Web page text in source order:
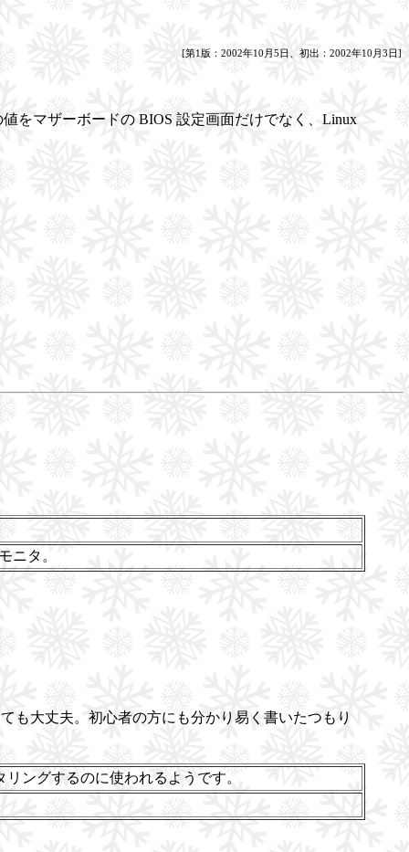
[第1版：2002年10月5日、初出：2002年10月3日]
をマザーボードの BIOS 設定画面だけでなく、Linux
ニタ。
も大丈夫。初心者の方にも分かり易く書いたつもり
ングするのに使われるようです。